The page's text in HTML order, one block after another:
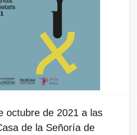
octubre de 2021 a las
de la Señoría de